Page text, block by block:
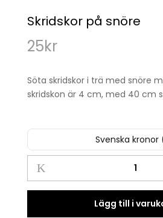
Skridskor på snöre
25kr
Söta skridskor i trä med snöre
skridskon är 4 cm, med 40 cm
Svenska kronor
snöre
Lägg till i